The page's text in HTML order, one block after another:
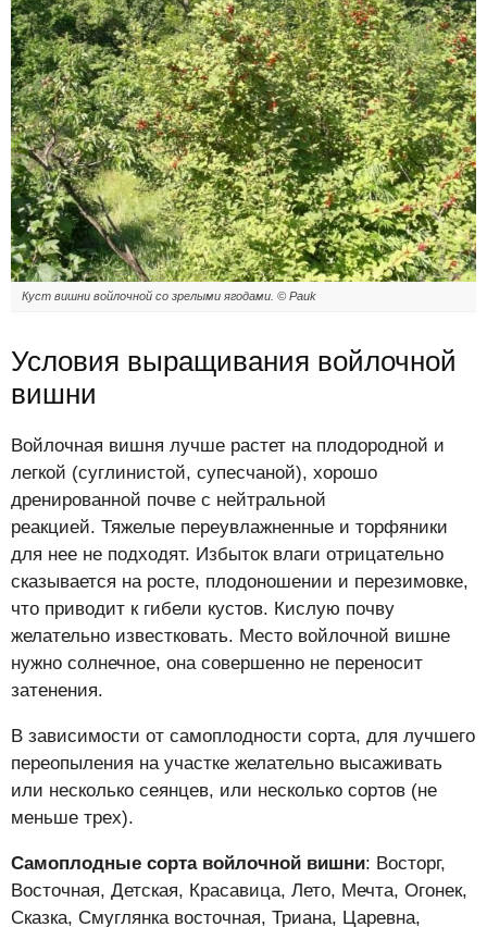
Куст вишни войлочной со зрелыми ягодами. © Pauk
Условия выращивания войлочной
вишни
Войлочная вишня лучше растет на плодородной и
легкой (суглинистой, супесчаной), хорошо
дренированной почве с нейтральной
реакцией. Тяжелые переувлажненные и торфяники
для нее не подходят. Избыток влаги отрицательно
сказывается на росте, плодоношении и перезимовке,
что приводит к гибели кустов. Кислую почву
желательно известковать. Место войлочной вишне
нужно солнечное, она совершенно не переносит
затенения.
В зависимости от самоплодности сорта, для лучшего
переопыления на участке желательно высаживать
или несколько сеянцев, или несколько сортов (не
меньше трех).
Самоплодные сорта войлочной вишни: Восторг,
Восточная, Детская, Красавица, Лето, Мечта, Огонек,
Сказка, Смуглянка восточная, Триана, Царевна,